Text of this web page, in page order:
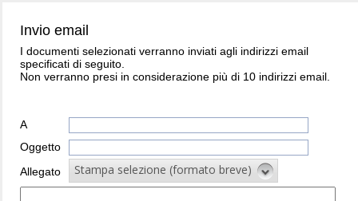
Invio email
I documenti selezionati verranno inviati agli indirizzi email
specificati di seguito.
Non verranno presi in considerazione più di 10 indirizzi email.
A
Oggetto
Allegato
Stampa selezione (formato breve)